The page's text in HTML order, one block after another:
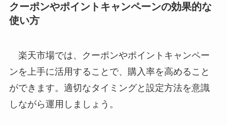
クーポンやポイントキャンペーンの効果的な
使い方
楽天市場では、クーポンやポイントキャンペー
ンを上手に活用することで、購入率を高めること
ができます。適切なタイミングと設定方法を意識
しながら運用しましょう。